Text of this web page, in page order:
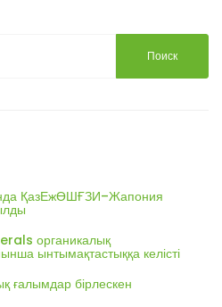
ҚазЕжӨШҒЗИ–Жапония
органикалық
ынтымақтастыққа келісті
ғалымдар бірлескен